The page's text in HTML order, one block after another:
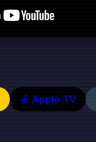
🍎 Apple TV